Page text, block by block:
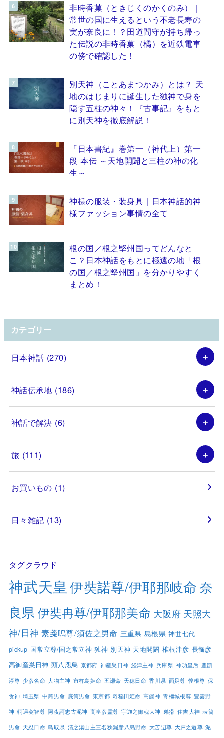
非時香菓（ときじくのかくのみ）｜
常世の国に生えるという不老長寿の
実が奈良に！？田道間守が持ち帰っ
た伝説の非時香菓（橘）を近鉄電車
の傍で確認した！
別天神（ことあまつかみ）とは？ 天
地のはじまりに誕生した独神で身を
隠す五柱の神々！『古事記』をもと
に別天神を徹底解説！
『日本書紀』巻第一（神代上）第一
段 本伝 ～天地開闢と三柱の神の化
生～
神様の服装・装身具｜日本神話的神
様ファッション事情の全て
根の国／根之堅州国ってどんなと
こ？日本神話をもとに極遠の地「根
の国／根之堅州国」を分かりやすく
まとめ！
カテゴリー
日本神話 (270)
神話伝承地 (186)
神話で解決 (6)
旅 (111)
お買いもの (1)
日々雑記 (13)
タグクラウド
神武天皇 伊奘諾尊/伊耶那岐命 奈
良県 伊奘冉尊/伊耶那美命 大阪府 天照大
神/日神 素戔嗚尊/須佐之男命 三重県 島根県 神世七代
pickup 国常立尊/国之常立神 独神 別天神 天地開闢 椎根津彦 長髄彦
高御産巣日神 頭八咫烏 京都府 神産巣日神 経津主神 兵庫県 神功皇后 豊斟
渟尊 少彦名命 大物主神 市杵島姫命 五瀬命 天穂日命 香川県 面足尊 惶根尊 保
食神 埼玉県 中筒男命 底筒男命 東京都 奇稲田姫命 高龗神 青橿城根尊 豊雲野
神 軻遇突智尊 阿夜訶志古泥神 高皇彦霊尊 宇迦之御魂大神 弟猾 住吉大神 表筒
男命 天忍日命 鳥取県 清之湯山主三名狭漏彦八島野命 大苫辺尊 大戸之道尊 泥